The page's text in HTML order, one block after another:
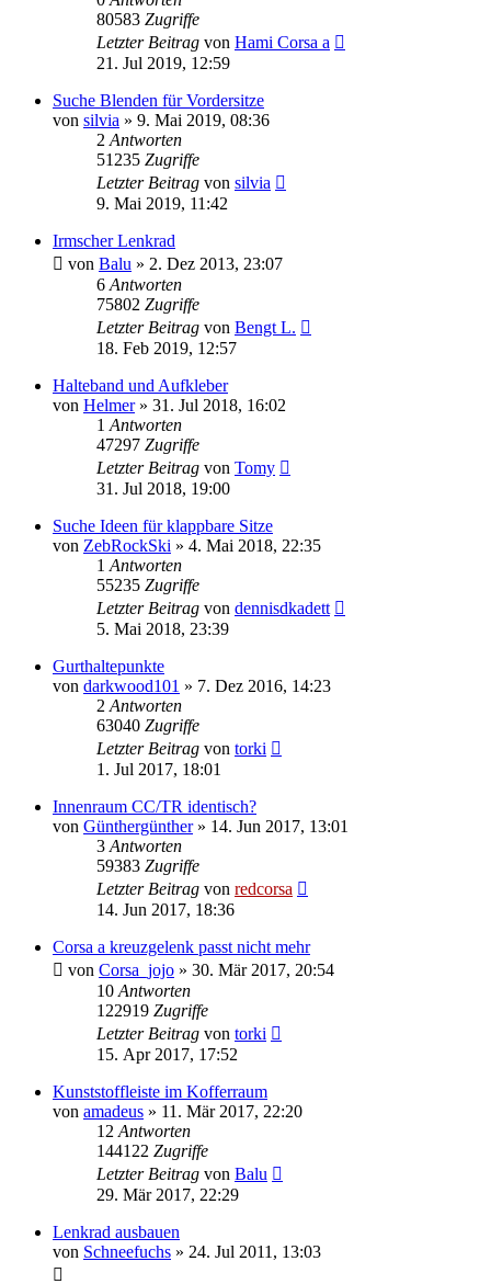
80583 Zugriffe
Letzter Beitrag von Hami Corsa a
21. Jul 2019, 12:59
Suche Blenden für Vordersitze
von silvia » 9. Mai 2019, 08:36
2 Antworten
51235 Zugriffe
Letzter Beitrag von silvia
9. Mai 2019, 11:42
Irmscher Lenkrad
von Balu » 2. Dez 2013, 23:07
6 Antworten
75802 Zugriffe
Letzter Beitrag von Bengt L.
18. Feb 2019, 12:57
Halteband und Aufkleber
von Helmer» 31. Jul 2018, 16:02
1 Antworten
47297 Zugriffe
Letzter Beitrag von Tomy
31. Jul 2018, 19:00
Suche Ideen für klappbare Sitze
von ZebRockSki » 4. Mai 2018, 22:35
1 Antworten
55235 Zugriffe
Letzter Beitrag von dennisdkadett
5. Mai 2018, 23:39
Gurthaltepunkte
von darkwood101 » 7. Dez 2016, 14:23
2 Antworten
63040 Zugriffe
Letzter Beitrag von torki
1. Jul 2017, 18:01
Innenraum CC/TR identisch?
von Günthergünther» 14. Jun 2017, 13:01
3 Antworten
59383 Zugriffe
Letzter Beitrag von redcorsa
14. Jun 2017, 18:36
Corsa a kreuzgelenk passt nicht mehr
von Corsa_jojo » 30. Mär 2017, 20:54
10 Antworten
122919 Zugriffe
Letzter Beitrag von torki
15. Apr 2017, 17:52
Kunststoffleiste im Kofferraum
von amadeus » 11. Mär 2017, 22:20
12 Antworten
144122 Zugriffe
Letzter Beitrag von Balu
29. Mär 2017, 22:29
Lenkrad ausbauen
von Schneefuchs » 24. Jul 2011, 13:03